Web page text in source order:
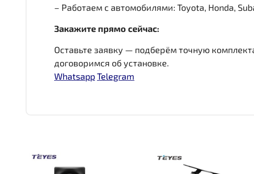
– Работаем с автомобилями: Toyota, Honda,
Закажите прямо сейчас:
Оставьте заявку — подберём точную
договоримся об установке.
WhatsappTelegram